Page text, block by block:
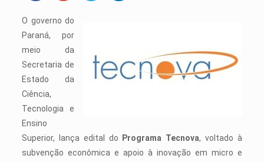
O governo do
Paraná, por
meio da
Secretaria de
Estado da
Ciência,
Tecnologia e
Ensino
Superior, lança edital do
Programa Tecnova, voltado à
subvenção econômica e apoio à inovação em micro e